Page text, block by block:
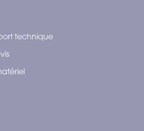
technique